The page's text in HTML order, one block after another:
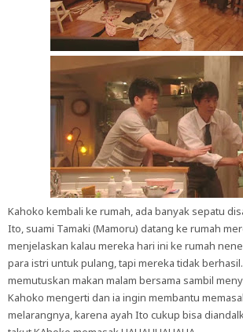
Kahoko kembali ke rumah, ada banyak sepatu
Ito, suami Tamaki (Mamoru) datang ke rumah
menjelaskan kalau mereka hari ini ke rumah
para istri untuk pulang, tapi mereka tidak
memutuskan makan malam bersama sambil
Kahoko mengerti dan ia ingin membantu
melarangnya, karena ayah Ito cukup bisa